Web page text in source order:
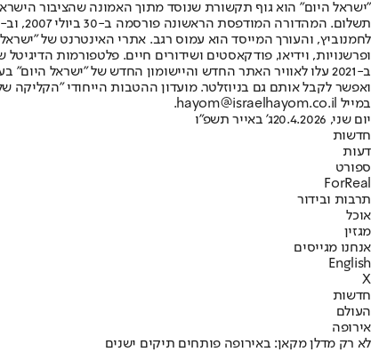
"ישראל היום" הוא גוף תקשורת שנוסד מתוך האמונה שהציבור
ופרשנויות, וידיאו, פודקאסטים ושידורים חיים. פלטפורמות
ב-2021 עלו לאוויר האתר החדש והיישומון החדש של "ישראל
ואפשר לקבל אותם גם בניוזלטר. מועדון ההטבות הייחודי "הקליקה
במייל hayom@israelhayom.co.il.
יום שני, 20.4.2026
ג' באייר תשפ"ו
חדשות
דעות
ספורט
ForReal
תרבות ובידור
אוכל
מגזין
אנחנו מגייסים
English
X
חדשות
העולם
אירופה
לא רק מדלן מקאן: באירופה פותחים תיקים ישנים